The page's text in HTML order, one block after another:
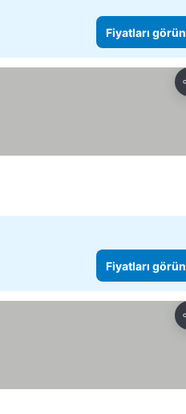
Fiyatları görün
Fiyatları görün